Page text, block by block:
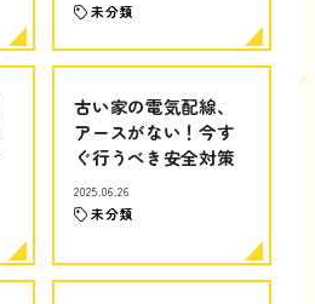
未分類
古い家の電気配線、
アースがない！今す
ぐ行うべき安全対策
2025.06.26
未分類